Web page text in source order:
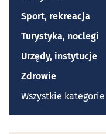
Sport, rekreacja
Turystyka, noclegi
Urzędy, instytucje
Zdrowie
Wszystkie kategorie